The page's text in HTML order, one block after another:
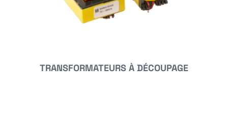
TRANSFORMATEURS À DÉCOUPAGE